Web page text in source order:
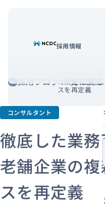
NCDCについて
事例紹介
採用情報
セミナーコラムお知らせ
エンジニアブログ（Zenn）
採用ブログ 一覧に戻る
た業務可視化
スを再定義
採用情報
コンサルタント
徹底した業務
老舗企業の
スを再定義